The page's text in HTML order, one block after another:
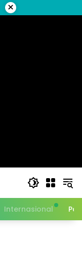
×
Internasional